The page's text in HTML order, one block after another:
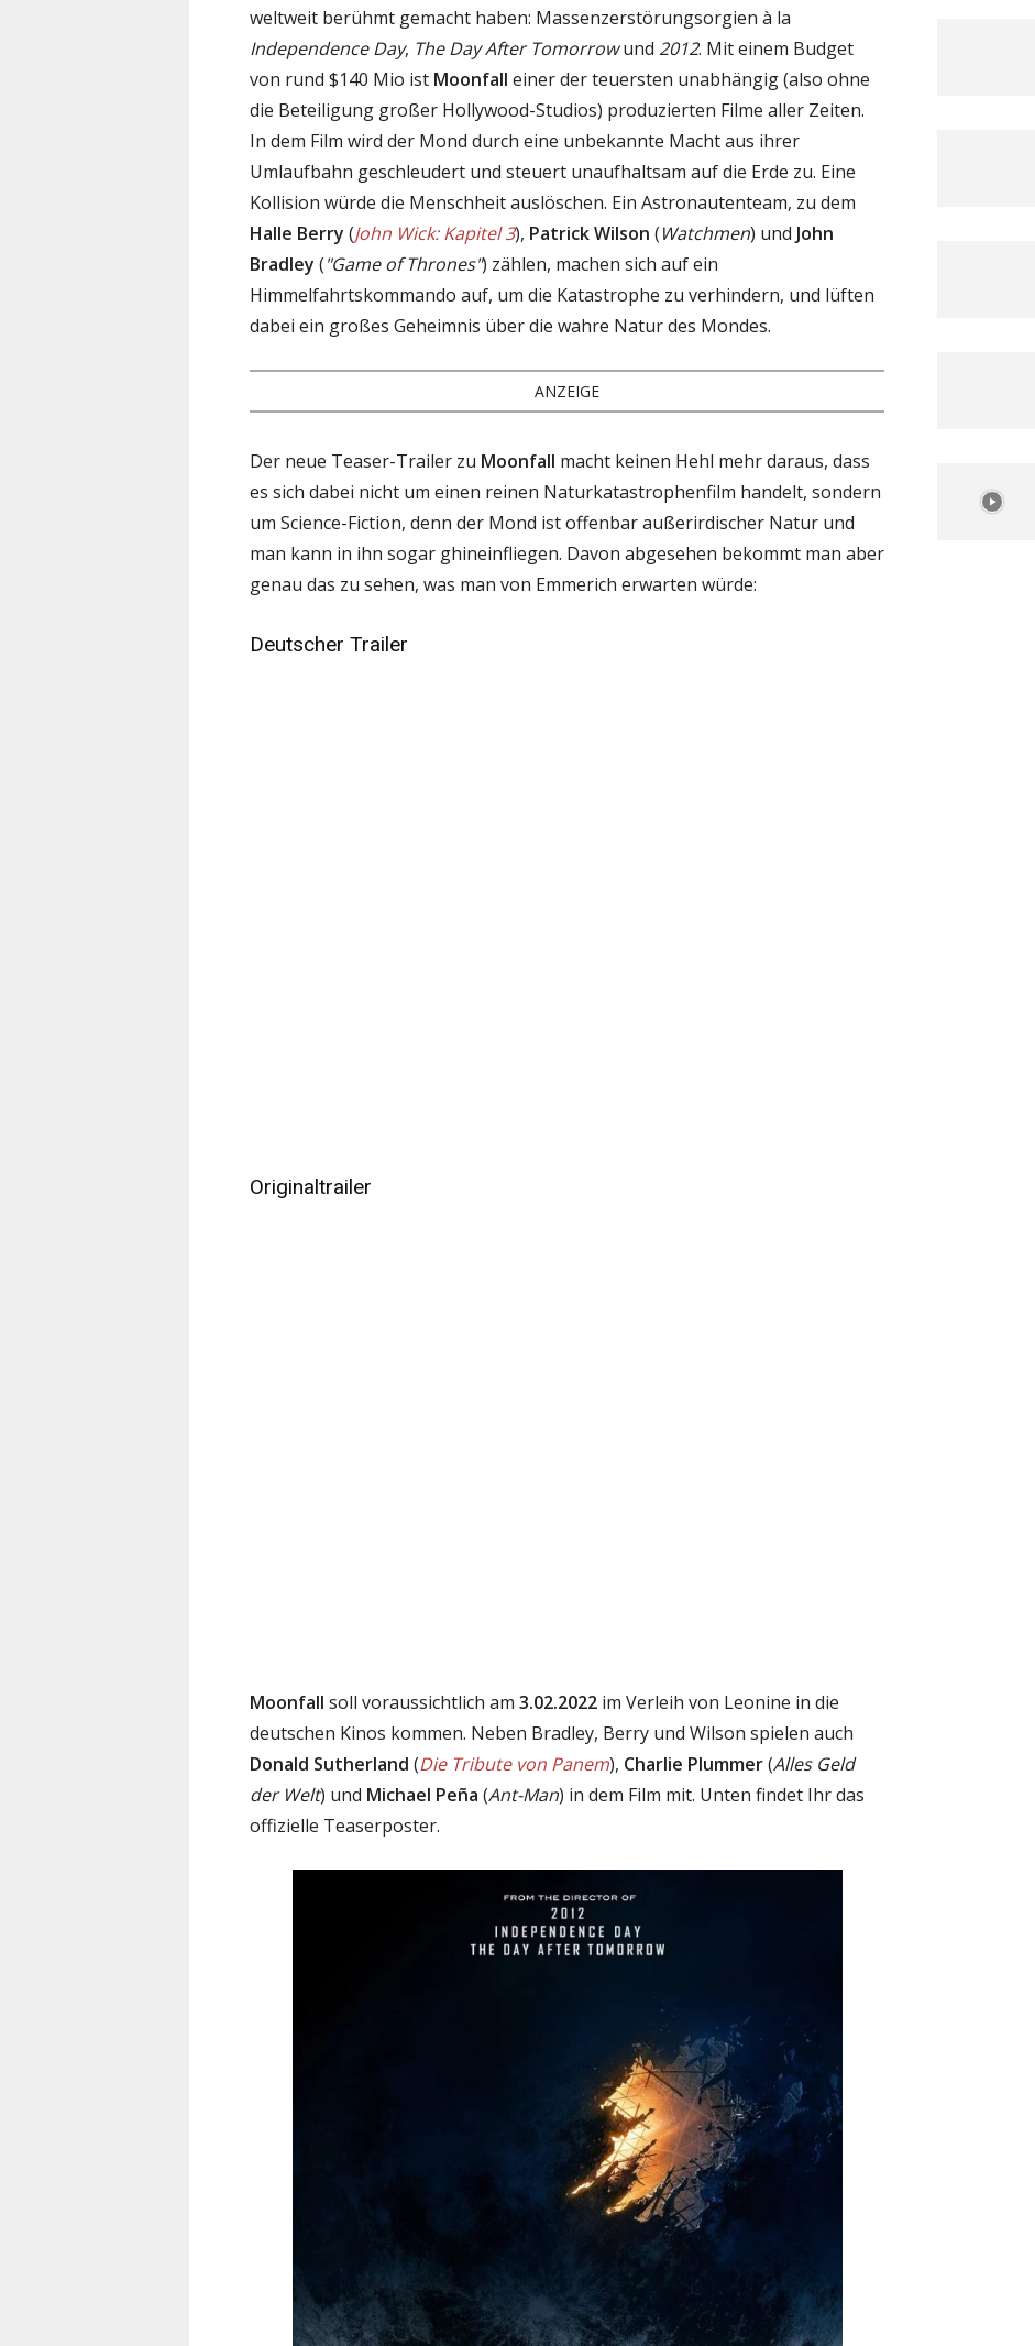
weltweit berühmt gemacht haben: Massenzerstörungsorgien à la
Independence Day, The Day After Tomorrowund 2012. Mit einem Budget
von rund $140 Mio ist Moonfall einer der teuersten unabhängig (also ohne
die Beteiligung großer Hollywood-Studios) produzierten Filme aller Zeiten.
In dem Film wird der Mond durch eine unbekannte Macht aus ihrer
Umlaufbahn geschleudert und steuert unaufhaltsam auf die Erde zu. Eine
Kollision würde die Menschheit auslöschen. Ein Astronautenteam, zu dem
Halle Berry (John Wick: Kapitel 3), Patrick Wilson (Watchmen) und John
Bradley ("Game of Thrones") zählen, machen sich auf ein
Himmelfahrtskommando auf, um die Katastrophe zu verhindern, und lüften
dabei ein großes Geheimnis über die wahre Natur des Mondes.
ANZEIGE
Der neue Teaser-Trailer zu Moonfall macht keinen Hehl mehr daraus, dass
es sich dabei nicht um einen reinen Naturkatastrophenfilm handelt, sondern
um Science-Fiction, denn der Mond ist offenbar außerirdischer Natur und
man kann in ihn sogar ghineinfliegen. Davon abgesehen bekommt man aber
genau das zu sehen, was man von Emmerich erwarten würde:
Deutscher Trailer
Originaltrailer
Moonfall soll voraussichtlich am 3.02.2022 im Verleih von Leonine in die
deutschen Kinos kommen. Neben Bradley, Berry und Wilson spielen auch
Donald Sutherland (Die Tribute von Panem), Charlie Plummer(Alles Geld
der Welt) und Michael Peña (Ant-Man) in dem Film mit. Unten findet Ihr das
offizielle Teaserposter.